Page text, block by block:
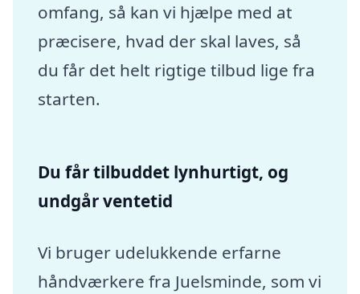
omfang, så kan vi hjælpe med at
præcisere, hvad der skal laves, så
du får det helt rigtige tilbud lige fra
starten.
Du får tilbuddet lynhurtigt, og
undgår ventetid
Vi bruger udelukkende erfarne
håndværkere fra Juelsminde, som vi